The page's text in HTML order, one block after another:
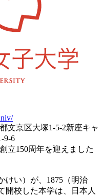
文京区大塚1-5-2新座キャ
9-6
立150周年を迎えました
けい）が、1875（明治
開校した本学は、日本人